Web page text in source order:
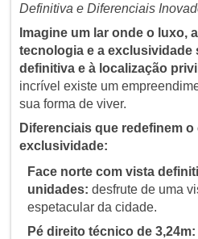
Definitiva e Diferenciais
Imagine um lar onde o luxo,
tecnologia e a exclusividade
definitiva e à localização
incrível existe um
sua forma de viver.
Diferenciais que redefinem
exclusividade:
Face norte com vista
unidades: desfrute de uma
espetacular da cidade.
Pé direito técnico de 3,24m: